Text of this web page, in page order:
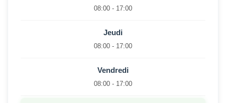
08:00 - 17:00
Jeudi
08:00 - 17:00
Vendredi
08:00 - 17:00